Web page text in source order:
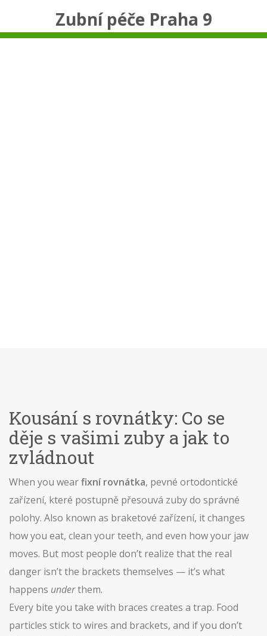
Zubní péče Praha 9
Kousání s rovnátky: Co se
děje s vašimi zuby a jak to
zvládnout
When you wearfixní rovnátka, pevné ortodontické
zařízení, které postupně přesouvá zuby do správné
polohy. Also known as braketové zařízení, it changes
how you eat, clean your teeth, and even how your jaw
moves. But most people don’t realize that the real
danger isn’t the brackets themselves — it’s what
happens underthem.
Every bite you take with braces creates a trap. Food
particles stick to wires and brackets, and if you don’t